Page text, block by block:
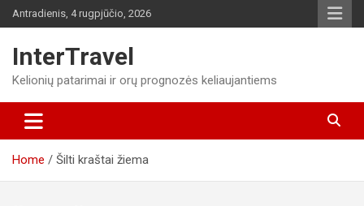
Skip
to
Antradienis, 4 rugpjūčio, 2026
InterTravel
Kelionių patarimai ir orų prognozės keliaujantiems
Home Šilti kraštai žiema